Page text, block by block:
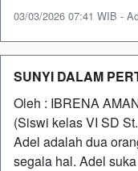
03/03/2026 07:41 WIB -
SUNYI DALAM
Oleh : IBRENA
(Siswi kelas VI SD
Adel adalah dua
segala hal. Adel